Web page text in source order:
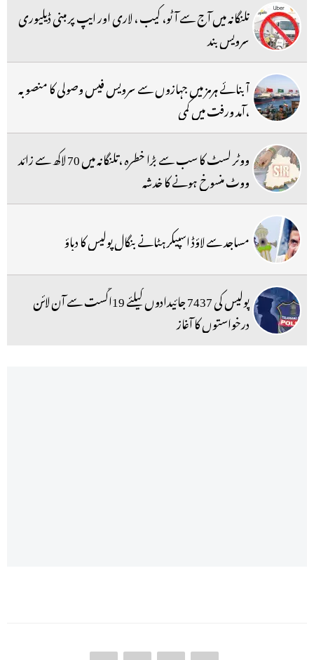
تلنگانہ میں آج سے آٹو، کیب ، لاری اور ایپ پر مبنی ڈیلیوری
سرویس بند
آبنائے ہرمز میں جہازوں سے سرویس فیس وصولی کا منصوبہ
،آمد ورفت میں کمی
ووٹر لسٹ کا سب سے بڑا خطرہ ،تلنگانہ میں 70 لاکھ سے زائد
ووٹ منسوخ ہونے کا خدشہ
مساجد سے لاؤڈ اسپیکر ہٹانے بنگال پولیس کا دباؤ
پولیس کی 7437 جائیدادوں کیلئے 19اگست سے آن لائن
درخواستوں کا آغاز